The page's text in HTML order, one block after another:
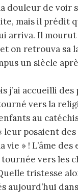
douleur de voir
mais il prédit
arriva. Il mourut
et on retrouva sa
un siècle
j’ai accueilli des
vers la
au
leur posaient
vie » ! L’âme
vers les
tristesse
aujourd’hui